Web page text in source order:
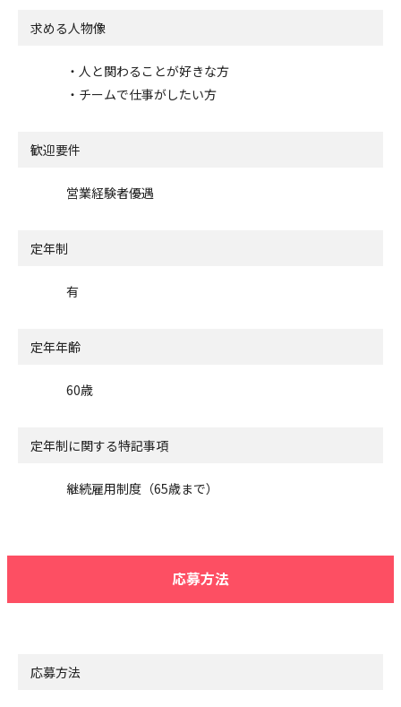
求める人物像
・人と関わることが好きな方
・チームで仕事がしたい方
歓迎要件
営業経験者優遇
定年制
有
定年年齢
60歳
定年制に関する特記事項
継続雇用制度（65歳まで）
応募方法
応募方法